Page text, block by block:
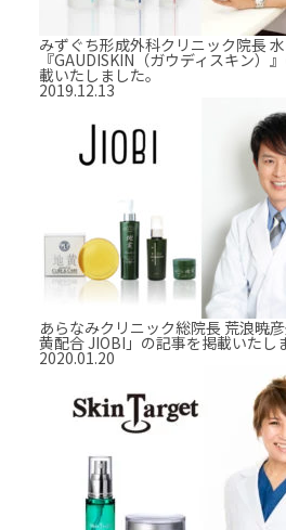
みずぐち形成外科クリニック院長
『GAUDISKIN（ガウディスキン）
載いたしました。
2019.12.13
あらなみクリニック総院長 荒浪暁
黄配合 JIOBI」の記事を掲載いたし
2020.01.20